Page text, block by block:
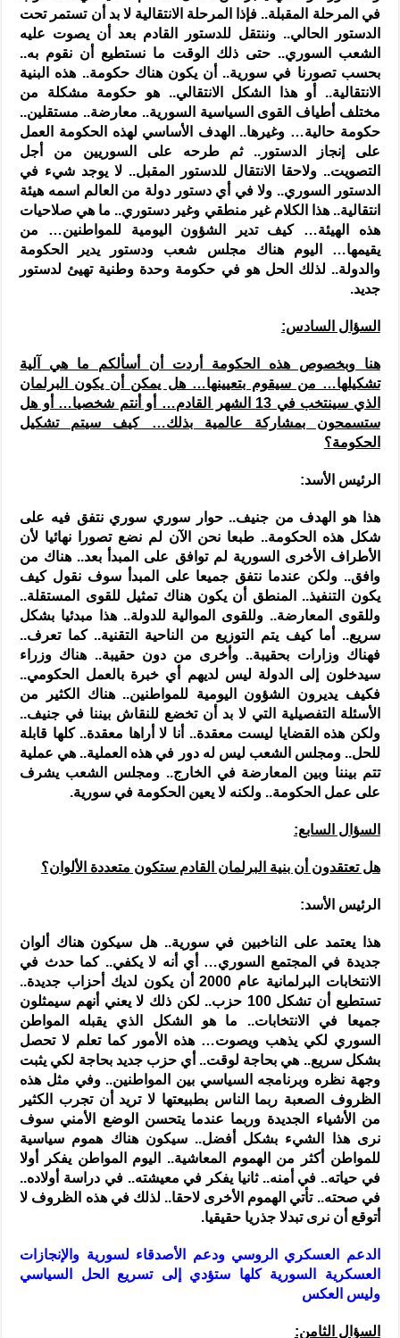
في المرحلة المقبلة.. فإذا المرحلة الانتقالية لا بد أن تستمر تحت
الدستور الحالي.. وننتقل للدستور القادم بعد أن يصوت عليه
الشعب السوري.. حتى ذلك الوقت ما نستطيع أن نقوم به..
بحسب تصورنا في سورية.. أن يكون هناك حكومة.. هذه البنية
الانتقالية.. أو هذا الشكل الانتقالي.. هو حكومة مشكلة من
مختلف أطياف القوى السياسية السورية.. معارضة.. مستقلين..
حكومة حالية… وغيرها.. الهدف الأساسي لهذه الحكومة العمل
على إنجاز الدستور.. ثم طرحه على السوريين من أجل
التصويت.. ولاحقا الانتقال للدستور المقبل.. لا يوجد شيء في
الدستور السوري.. ولا في أي دستور دولة من العالم اسمه هيئة
انتقالية.. هذا الكلام غير منطقي وغير دستوري.. ما هي صلاحيات
هذه الهيئة… كيف تدير الشؤون اليومية للمواطنين… من
يقيمها… اليوم هناك مجلس شعب ودستور يدير الحكومة
والدولة.. لذلك الحل هو في حكومة وحدة وطنية تهيئ لدستور
جديد.
السؤال السادس:
هنا وبخصوص هذه الحكومة أردت أن أسألكم ما هي آلية
تشكيلها… من سيقوم بتعيينها… هل يمكن أن يكون البرلمان
الذي سينتخب في 13 الشهر القادم… أو أنتم شخصيا… أو هل
ستسمحون بمشاركة عالمية بذلك… كيف سيتم تشكيل
الحكومة؟
الرئيس الأسد:
هذا هو الهدف من جنيف.. حوار سوري سوري نتفق فيه على
شكل هذه الحكومة.. طبعا نحن الآن لم نضع تصورا نهائيا لأن
الأطراف الأخرى السورية لم توافق على المبدأ بعد.. هناك من
وافق.. ولكن عندما نتفق جميعا على المبدأ سوف نقول كيف
يكون التنفيذ.. المنطق أن يكون هناك تمثيل للقوى المستقلة..
وللقوى المعارضة.. وللقوى الموالية للدولة.. هذا مبدئيا بشكل
سريع.. أما كيف يتم التوزيع من الناحية التقنية.. كما تعرف..
فهناك وزارات بحقيبة.. وأخرى من دون حقيبة.. هناك وزراء
سيدخلون إلى الدولة ليس لديهم أي خبرة بالعمل الحكومي..
فكيف يديرون الشؤون اليومية للمواطنين.. هناك الكثير من
الأسئلة التفصيلية التي لا بد أن تخضع للنقاش بيننا في جنيف..
ولكن هذه القضايا ليست معقدة.. أنا لا أراها معقدة.. كلها قابلة
للحل.. ومجلس الشعب ليس له دور في هذه العملية.. هي عملية
تتم بيننا وبين المعارضة في الخارج.. ومجلس الشعب يشرف
على عمل الحكومة.. ولكنه لا يعين الحكومة في سورية.
السؤال السابع:
هل تعتقدون أن بنية البرلمان القادم ستكون متعددة الألوان؟
الرئيس الأسد:
هذا يعتمد على الناخبين في سورية.. هل سيكون هناك ألوان
جديدة في المجتمع السوري… أي أنه لا يكفي.. كما حدث في
الانتخابات البرلمانية عام 2000 أن يكون لديك أحزاب جديدة..
تستطيع أن تشكل 100 حزب.. لكن ذلك لا يعني أنهم سيمثلون
جميعا في الانتخابات.. ما هو الشكل الذي يقبله المواطن
السوري لكي يذهب ويصوت… هذه الأمور كما تعلم لا تحصل
بشكل سريع.. هي بحاجة لوقت.. أي حزب جديد بحاجة لكي يثبت
وجهة نظره وبرنامجه السياسي بين المواطنين.. وفي مثل هذه
الظروف الصعبة ربما الناس بطبيعتها لا تريد أن تجرب الكثير
من الأشياء الجديدة وربما عندما يتحسن الوضع الأمني سوف
نرى هذا الشيء بشكل أفضل.. سيكون هناك هموم سياسية
للمواطن أكثر من الهموم المعاشية.. اليوم المواطن يفكر أولا
في حياته.. في أمنه.. ثانيا يفكر في معيشته.. في دراسة أولاده..
في صحته.. تأتي الهموم الأخرى لاحقا.. لذلك في هذه الظروف لا
أتوقع أن نرى تبدلا جذريا حقيقيا.
الدعم العسكري الروسي ودعم الأصدقاء لسورية والإنجازات
العسكرية السورية كلها ستؤدي إلى تسريع الحل السياسي
وليس العكس
السؤال الثامن: